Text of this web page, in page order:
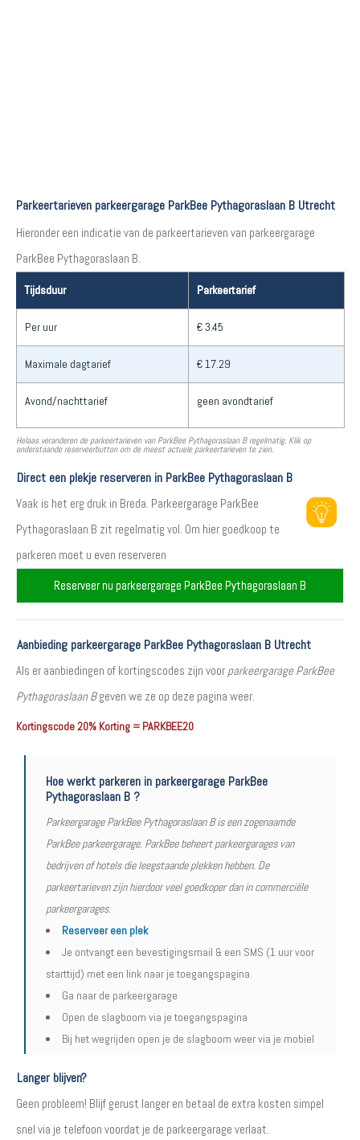
Parkeertarieven parkeergarage ParkBee Pythagoraslaan B Utrecht
Hieronder een indicatie van de parkeertarieven van parkeergarage
ParkBee Pythagoraslaan B.
Tijdsduur Parkeertarief
Per uur € 3.45
Maximale dagtarief € 17.29
Avond/nachttarief geen avondtarief
Helaas veranderen de parkeertarieven van ParkBee Pythagoraslaan B regelmatig. Klik op
onderstaande reserveerbutton om de meest actuele parkeertarieven te zien.
Direct een plekje reserveren in ParkBee Pythagoraslaan B
Vaak is het erg druk in Breda. Parkeergarage ParkBee
Pythagoraslaan B zit regelmatig vol. Om hier goedkoop te
parkeren moet u even reserveren
Reserveer nu parkeergarage ParkBee Pythagoraslaan B
Aanbieding parkeergarage ParkBee Pythagoraslaan B Utrecht
Als er aanbiedingen of kortingscodes zijn voor parkeergarage ParkBee
Pythagoraslaan Bgeven we ze op deze pagina weer.
Kortingscode 20% Korting = PARKBEE20
Hoe werkt parkeren in parkeergarage ParkBee
Pythagoraslaan B ?
Parkeergarage ParkBee Pythagoraslaan B is een zogenaamde
ParkBee parkeergarage. ParkBee beheert parkeergarages van
bedrijven of hotels die leegstaande plekken hebben. De
parkeertarieven zijn hierdoor veel goedkoper dan in commerciële
parkeergarages.
Reserveer een plek
Je ontvangt een bevestigingsmail & een SMS (1 uur voor
starttijd) met een link naar je toegangspagina.
Ga naar de parkeergarage
Open de slagboom via je toegangspagina
Bij het wegrijden open je de slagboom weer via je mobiel
Langer blijven?
Geen probleem! Blijf gerust langer en betaal de extra kosten simpel
snel via je telefoon voordat je de parkeergarage verlaat.